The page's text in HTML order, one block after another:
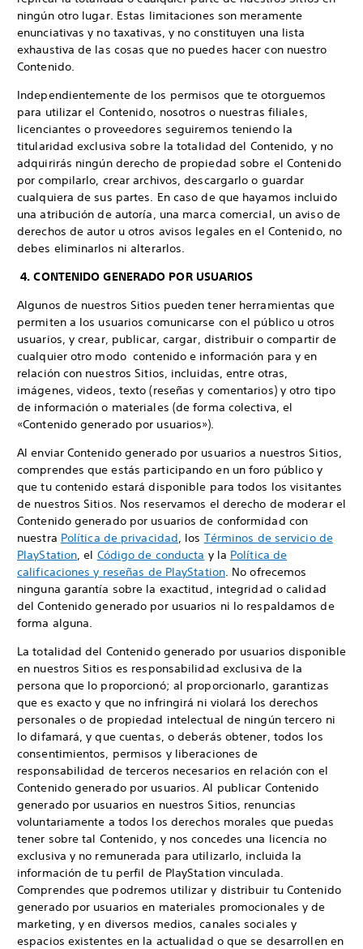
ningún otro lugar. Estas limitaciones son meramente
enunciativas y no taxativas, y no constituyen una lista
exhaustiva de las cosas que no puedes hacer con nuestro
Contenido.
Independientemente de los permisos que te otorguemos
para utilizar el Contenido, nosotros o nuestras filiales,
licenciantes o proveedores seguiremos teniendo la
titularidad exclusiva sobre la totalidad del Contenido, y no
adquirirás ningún derecho de propiedad sobre el Contenido
por compilarlo, crear archivos, descargarlo o guardar
cualquiera de sus partes. En caso de que hayamos incluido
una atribución de autoría, una marca comercial, un aviso de
derechos de autor u otros avisos legales en el Contenido, no
debes eliminarlos ni alterarlos.
4. CONTENIDO GENERADO POR USUARIOS
Algunos de nuestros Sitios pueden tener herramientas que
permiten a los usuarios comunicarse con el público u otros
usuarios, y crear, publicar, cargar, distribuir o compartir de
cualquier otro modo contenido e información para y en
relación con nuestros Sitios, incluidas, entre otras,
imágenes, videos, texto (reseñas y comentarios) y otro tipo
de información o materiales (de forma colectiva, el
«Contenido generado por usuarios»).
Al enviar Contenido generado por usuarios a nuestros Sitios,
comprendes que estás participando en un foro público y
que tu contenido estará disponible para todos los visitantes
de nuestros Sitios. Nos reservamos el derecho de moderar el
Contenido generado por usuarios de conformidad con
nuestra Política de privacidad, los Términos de servicio de
PlayStation, el Código de conducta y la Política de
calificaciones y reseñas de PlayStation. No ofrecemos
ninguna garantía sobre la exactitud, integridad o calidad
del Contenido generado por usuarios ni lo respaldamos de
forma alguna.
La totalidad del Contenido generado por usuarios disponible
en nuestros Sitios es responsabilidad exclusiva de la
persona que lo proporcionó; al proporcionarlo, garantizas
que es exacto y que no infringirá ni violará los derechos
personales o de propiedad intelectual de ningún tercero ni
lo difamará, y que cuentas, o deberás obtener, todos los
consentimientos, permisos y liberaciones de
responsabilidad de terceros necesarios en relación con el
Contenido generado por usuarios. Al publicar Contenido
generado por usuarios en nuestros Sitios, renuncias
voluntariamente a todos los derechos morales que puedas
tener sobre tal Contenido, y nos concedes una licencia no
exclusiva y no remunerada para utilizarlo, incluida la
información de tu perfil de PlayStation vinculada.
Comprendes que podremos utilizar y distribuir tu Contenido
generado por usuarios en materiales promocionales y de
marketing, y en diversos medios, canales sociales y
espacios existentes en la actualidad o que se desarrollen en